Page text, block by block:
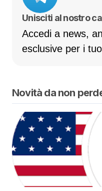
Unisciti al nostro
Accedi a news,
esclusive per i
Novità da non